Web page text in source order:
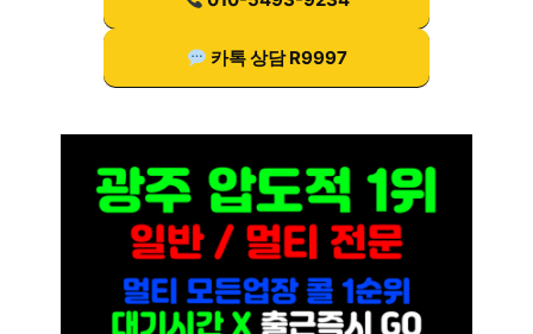
카톡 상담 R9997